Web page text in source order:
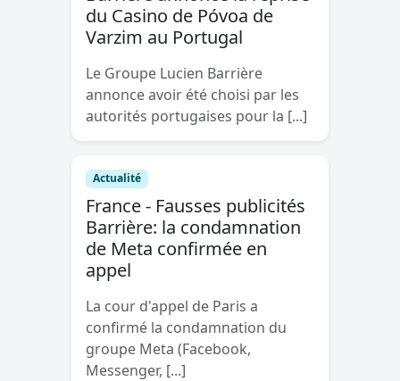
du Casino de Póvoa de
Varzim au Portugal
Le Groupe Lucien Barrière
annonce avoir été choisi par les
autorités portugaises pour la [...]
Actualité
France - Fausses publicités
Barrière: la condamnation
de Meta confirmée en
appel
La cour d'appel de Paris a
confirmé la condamnation du
groupe Meta (Facebook,
Messenger, [...]